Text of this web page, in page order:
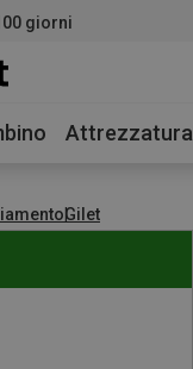
giorni
Attrezzatura
Gilet